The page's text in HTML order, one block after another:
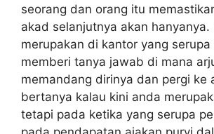
seorang dan orang itu
akad selanjutnya akan hanyanya.
merupakan di kantor yang serupa
memberi tanya jawab di mana
memandang dirinya dan pergi ke
bertanya kalau kini anda
tetapi pada ketika yang serupa